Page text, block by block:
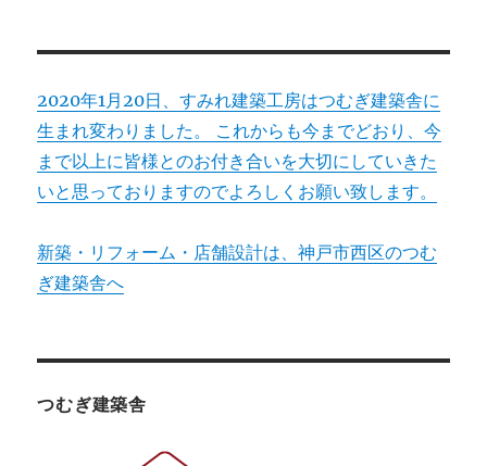
2020年1月20日、すみれ建築工房はつむぎ建築舎に
生まれ変わりました。 これからも今までどおり、今
まで以上に皆様とのお付き合いを大切にしていきた
いと思っておりますのでよろしくお願い致します。
新築・リフォーム・店舗設計は、神戸市西区のつむ
ぎ建築舎へ
つむぎ建築舎